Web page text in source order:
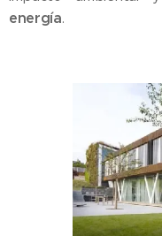
energía.